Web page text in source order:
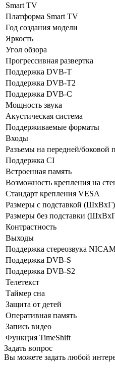
Smart TV
Платформа Smart TV
Год создания модели
Яркость
Угол обзора
Прогрессивная развертка
Поддержка DVB-T
Поддержка DVB-T2
Поддержка DVB-C
Мощность звука
Акустическая система
Поддерживаемые форматы
Входы
Разъемы на передней/боковой
Поддержка CI
Встроенная память
Возможность крепления на
Стандарт крепления VESA
Размеры с подставкой (ШxВxГ)
Размеры без подставки
Контрастность
Выходы
Поддержка стереозвука
Поддержка DVB-S
Поддержка DVB-S2
Телетекст
Таймер сна
Защита от детей
Оперативная память
Запись видео
Функция TimeShift
Задать вопрос
Вы можете задать любой